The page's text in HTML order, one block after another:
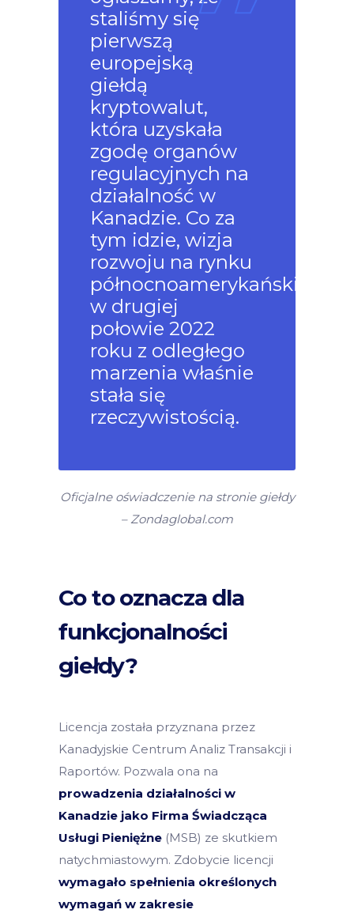
staliśmy się
pierwszą
europejską
giełdą
kryptowalut,
która uzyskała
zgodę organów
regulacyjnych na
działalność w
Kanadzie. Co za
tym idzie, wizja
rozwoju na rynku
północnoamerykańskim
w drugiej
połowie 2022
roku z odległego
marzenia właśnie
stała się
rzeczywistością.
Oficjalne oświadczenie na stronie giełdy
– Zondaglobal.com
Co to oznacza dla
funkcjonalności
giełdy?
Licencja została przyznana przez
Kanadyjskie Centrum Analiz Transakcji i
Raportów. Pozwala ona na
prowadzenia działalności w
Kanadzie jako Firma Świadcząca
Usługi Pieniężne (MSB) ze skutkiem
natychmiastowym. Zdobycie licencji
wymagało spełnienia określonych
wymagań w zakresie